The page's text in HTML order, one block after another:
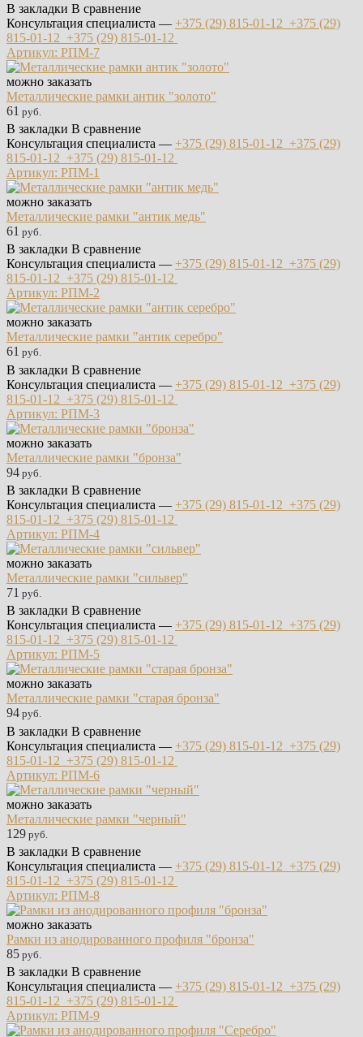
В закладки В сравнение
Консультация специалиста — +375 (29) 815-01-12 +375 (29)
815-01-12 +375 (29) 815-01-12
Артикул: РПМ-7
можно заказать
Металлические рамки антик "золото"
61 руб.
В закладки В сравнение
Консультация специалиста — +375 (29) 815-01-12 +375 (29)
815-01-12 +375 (29) 815-01-12
Артикул: РПМ-1
можно заказать
Металлические рамки "антик медь"
61 руб.
В закладки В сравнение
Консультация специалиста — +375 (29) 815-01-12 +375 (29)
815-01-12 +375 (29) 815-01-12
Артикул: РПМ-2
можно заказать
Металлические рамки "антик серебро"
61 руб.
В закладки В сравнение
Консультация специалиста — +375 (29) 815-01-12 +375 (29)
815-01-12 +375 (29) 815-01-12
Артикул: РПМ-3
можно заказать
Металлические рамки "бронза"
94 руб.
В закладки В сравнение
Консультация специалиста — +375 (29) 815-01-12 +375 (29)
815-01-12 +375 (29) 815-01-12
Артикул: РПМ-4
можно заказать
Металлические рамки "сильвер"
71 руб.
В закладки В сравнение
Консультация специалиста — +375 (29) 815-01-12 +375 (29)
815-01-12 +375 (29) 815-01-12
Артикул: РПМ-5
можно заказать
Металлические рамки "старая бронза"
94 руб.
В закладки В сравнение
Консультация специалиста — +375 (29) 815-01-12 +375 (29)
815-01-12 +375 (29) 815-01-12
Артикул: РПМ-6
можно заказать
Металлические рамки "черный"
129 руб.
В закладки В сравнение
Консультация специалиста — +375 (29) 815-01-12 +375 (29)
815-01-12 +375 (29) 815-01-12
Артикул: РПМ-8
можно заказать
Рамки из анодированного профиля "бронза"
85 руб.
В закладки В сравнение
Консультация специалиста — +375 (29) 815-01-12 +375 (29)
815-01-12 +375 (29) 815-01-12
Артикул: РПМ-9